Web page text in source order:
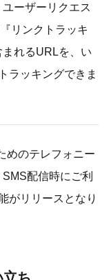
ーザーリクエス
リンクトラッキ
れるURLを、い
ラッキングできま
めのテレフォニー
配信時にご利
がリリースとなり